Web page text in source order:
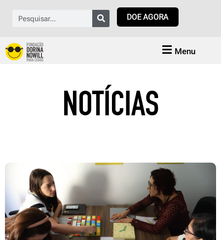
conteúdo
Pesquisar DOE AGORA
Menu
NOTÍCIAS